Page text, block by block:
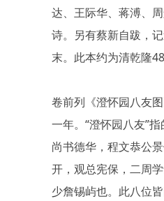
达、王际华、蒋溥、
诗。另有蔡新自跋，
末。此本约为清乾隆48
卷前列《澄怀园八友
一年。“澄怀园八友”
尚书德华，程文恭公
开，观总宪保，二周
少詹锡屿也。此八位